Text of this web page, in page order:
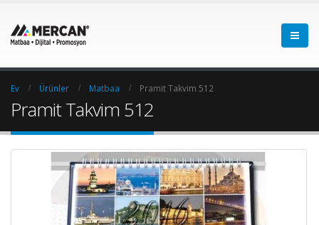
Ev Ürünler Matbaa Pramit Takvim 512
Pramit Takvim 512